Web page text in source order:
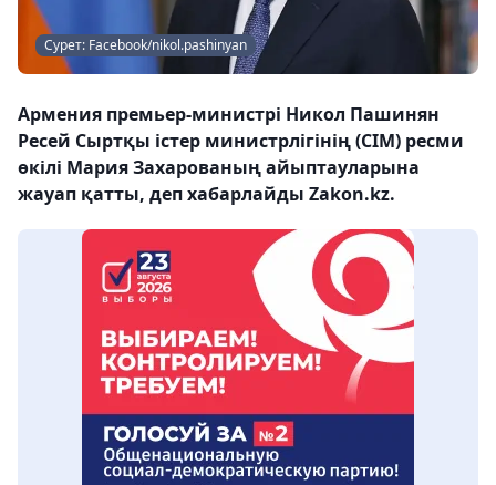
Сурет: Facebook/nikol.pashinyan
Армения премьер-министрі Никол Пашинян
Ресей Сыртқы істер министрлігінің (СІМ) ресми
өкілі Мария Захарованың айыптауларына
жауап қатты, деп хабарлайды Zakon.kz.